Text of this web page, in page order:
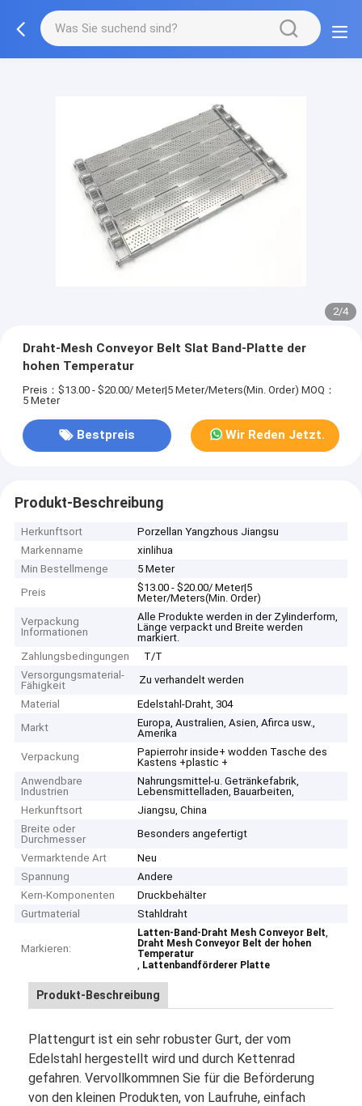
2/4
Draht-Mesh Conveyor Belt Slat Band-Platte der
hohen Temperatur
Preis：$13.00 - $20.00/ Meter|5 Meter/Meters(Min. Order) MOQ：
5 Meter
Bestpreis Wir Reden Jetzt.
Produkt-Beschreibung
Herkunftsort
Porzellan Yangzhous Jiangsu
Markenname
xinlihua
Min Bestellmenge
5 Meter
Preis
$13.00 - $20.00/ Meter|5
Meter/Meters(Min. Order)
Verpackung
Informationen
Alle Produkte werden in der Zylinderform,
Länge verpackt und Breite werden
markiert.
Zahlungsbedingungen
T/T
Versorgungsmaterial-
Fähigkeit
Zu verhandelt werden
Material
Edelstahl-Draht, 304
Markt
Europa, Australien, Asien, Afirca usw.,
Amerika
Verpackung
Papierrohr inside+ wodden Tasche des
Kastens +plastic +
Anwendbare
Industrien
Nahrungsmittel-u. Getränkefabrik,
Lebensmittelladen, Bauarbeiten,
Herkunftsort
Jiangsu, China
Breite oder
Durchmesser
Besonders angefertigt
Vermarktende Art
Neu
Spannung
Andere
Kern-Komponenten
Druckbehälter
Gurtmaterial
Stahldraht
Markieren:
Latten-Band-Draht Mesh Conveyor Belt,
Draht Mesh Conveyor Belt der hohen
Temperatur
, Lattenbandförderer Platte
Produkt-Beschreibung
Plattengurt ist ein sehr robuster Gurt, der vom
Edelstahl hergestellt wird und durch Kettenrad
gefahren. Vervollkommnen Sie für die Beförderung
von den kleinen Produkten, von Laufruhe, einfach